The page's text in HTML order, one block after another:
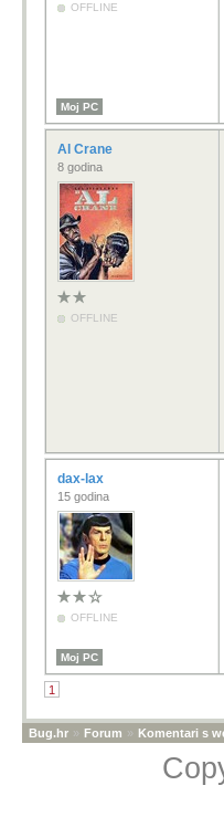
OFFLINE
Moj PC
Al Crane
8 godina
OFFLINE
dax-lax
15 godina
OFFLINE
Moj PC
1
Bug.hr » Forum » Komentari s